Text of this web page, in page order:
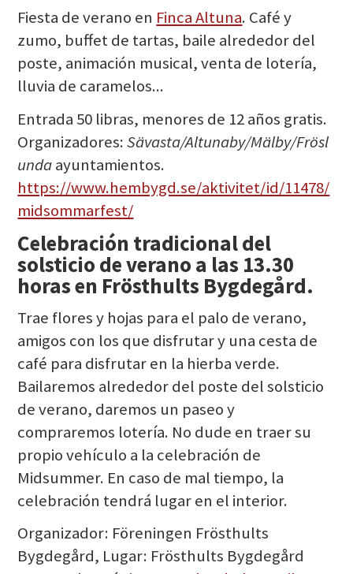
Fiesta de verano en Finca Altuna. Café y
zumo, buffet de tartas, baile alrededor del
poste, animación musical, venta de lotería,
lluvia de caramelos...
Entrada 50 libras, menores de 12 años gratis.
Organizadores:Sävasta/Altunaby/Mälby/Frösl
undaayuntamientos.
https://www.hembygd.se/aktivitet/id/11478/
midsommarfest/
Celebración tradicional del
solsticio de verano a las 13.30
horas en Frösthults Bygdegård.
Trae flores y hojas para el palo de verano,
amigos con los que disfrutar y una cesta de
café para disfrutar en la hierba verde.
Bailaremos alrededor del poste del solsticio
de verano, daremos un paseo y
compraremos lotería. No dude en traer su
propio vehículo a la celebración de
Midsummer. En caso de mal tiempo, la
celebración tendrá lugar en el interior.
Organizador: Föreningen Frösthults
Bygdegård, Lugar: Frösthults Bygdegård